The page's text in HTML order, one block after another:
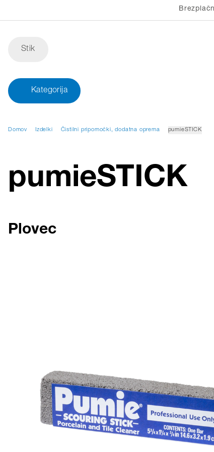
Stik
Kategorija
Domov Izdelki Čistilni pripomočki, dodatna oprema pumieSTICK
pumieSTICK
Plovec